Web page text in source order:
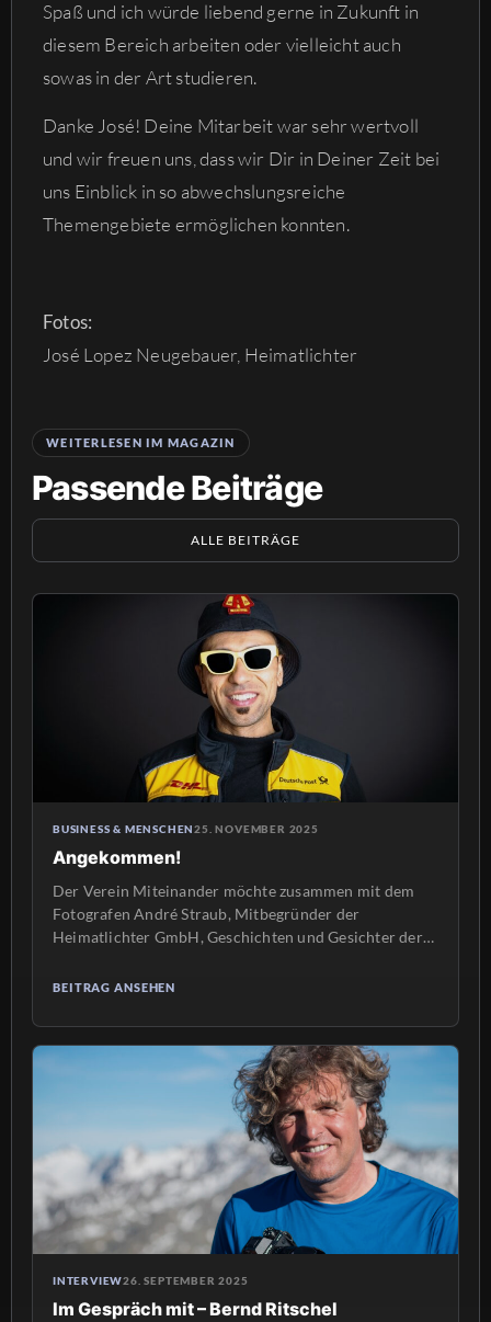
Spaß und ich würde liebend gerne in Zukunft in
diesem Bereich arbeiten oder vielleicht auch
sowas in der Art studieren.
Danke José! Deine Mitarbeit war sehr wertvoll
und wir freuen uns, dass wir Dir in Deiner Zeit bei
uns Einblick in so abwechslungsreiche
Themengebiete ermöglichen konnten.
Fotos:
José Lopez Neugebauer, Heimatlichter
WEITERLESEN IM MAGAZIN
Passende Beiträge
ALLE BEITRÄGE
BUSINESS & MENSCHEN25. NOVEMBER 2025
Angekommen!
Der Verein Miteinander möchte zusammen mit dem
Fotografen André Straub, Mitbegründer der
Heimatlichter GmbH, Geschichten und Gesichter der
Stevermüer und Andrea Scheuermann sind im
Freinsheim e.V.“ Seit 10 Jahren unterstützt der Verein
Menschen, die aus vielen verschiedenen Ländern in
BEITRAG ANSEHEN
INTERVIEW26. SEPTEMBER 2025
Im Gespräch mit – Bernd Ritschel